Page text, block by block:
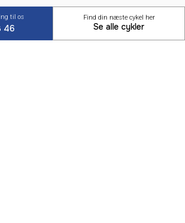
til os
46
Find din næste cykel her
Se alle cykler